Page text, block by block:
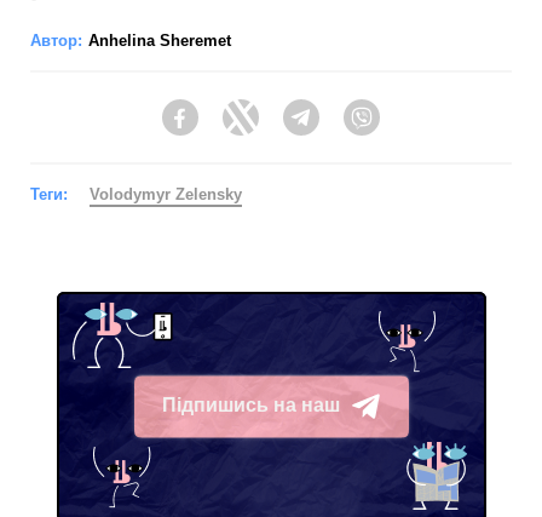
Автор: Anhelina Sheremet
FacebookTwitter Telegram
Теги: Volodymyr Zelensky
Підпишись на наш
Telegram